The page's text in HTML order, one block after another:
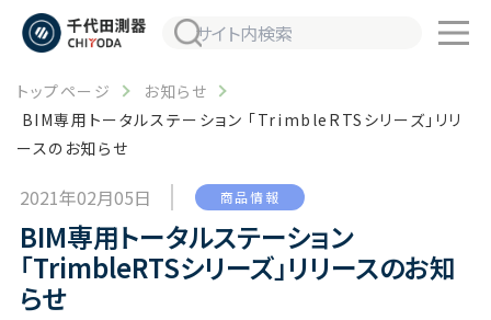
トップページ
お知らせ
BIM専用トータルステーション 「TrimbleRTSシリーズ」リリ
ースのお知らせ
2021年02月05日 商品情報
BIM専用トータルステーション
「TrimbleRTSシリーズ」リリースのお知
らせ